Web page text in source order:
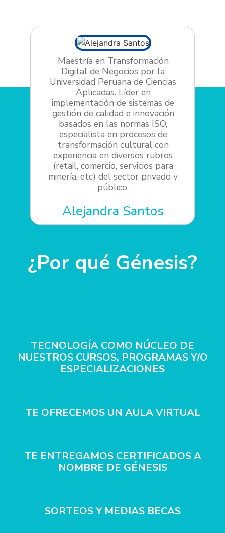
Maestría en Transformación
Digital de Negocios por la
Universidad Peruana de Ciencias
Aplicadas. Líder en
implementación de sistemas de
gestión de calidad e innovación
basados en las normas ISO,
especialista en procesos de
transformación cultural con
experiencia en diversos rubros
(retail, comercio, servicios para
minería, etc) del sector privado y
público.
Alejandra Santos
¿Por qué Génesis?
TECNOLOGÍA COMO NÚCLEO DE
NUESTROS CURSOS, PROGRAMAS Y/O
ESPECIALIZACIONES
TE OFRECEMOS UN AULA VIRTUAL
TE ENTREGAMOS CERTIFICADOS A
NOMBRE DE GÉNESIS
SORTEOS Y MEDIAS BECAS